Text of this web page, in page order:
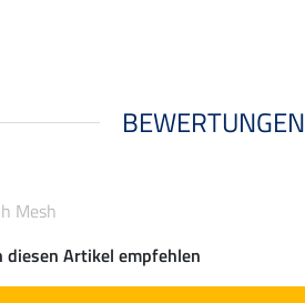
BEWERTUNGEN
Mesh
diesen Artikel empfehlen